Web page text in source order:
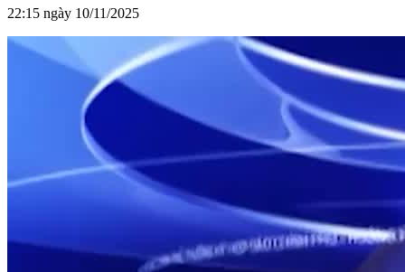
22:15 ngày 10/11/2025